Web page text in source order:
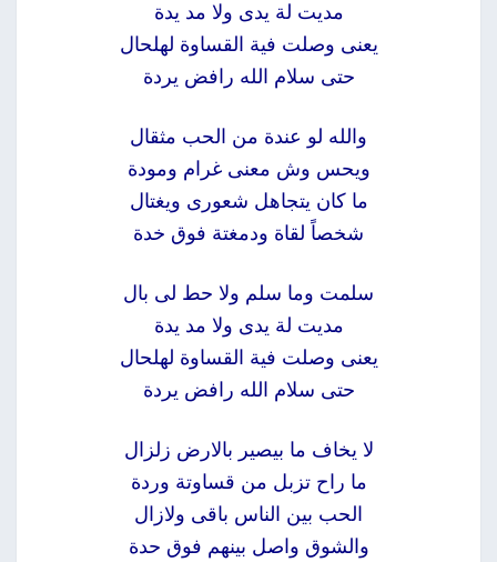
مديت لة يدى ولا مد يدة
يعنى وصلت فية القساوة لهلحال
حتى سلام الله رافض يردة
والله لو عندة من الحب مثقال
ويحس وش معنى غرام ومودة
ما كان يتجاهل شعورى ويغتال
شخصاً لقاة ودمغتة فوق خدة
سلمت وما سلم ولا حط لى بال
مديت لة يدى ولا مد يدة
يعنى وصلت فية القساوة لهلحال
حتى سلام الله رافض يردة
لا يخاف ما بيصير بالارض زلزال
ما راح تزبل من قساوتة وردة
الحب بين الناس باقى ولازال
والشوق واصل بينهم فوق حدة